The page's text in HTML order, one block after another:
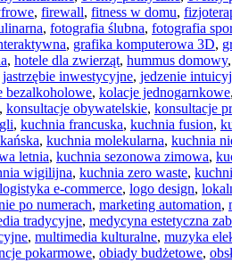
, firewall, fitness w domu,
, fotografia ślubna, fotografia
, grafika komputerowa 3D,
, hotele dla zwierząt, hummus domowy,
jastrzębie inwestycyjne, jedzenie
bezalkoholowe, kolacje jednogarnkowe,
, konsultacje obywatelskie, konsultacje
, kuchnia francuska, kuchnia fusion,
, kuchnia molekularna, kuchnia
letnia, kuchnia sezonowa zimowa,
wigilijna, kuchnia zero waste,
logistyka e-commerce, logo design,
po numerach, marketing automation,
tradycyjne, medycyna estetyczna
, multimedia kulturalne, muzyka
pokarmowe, obiady budżetowe,